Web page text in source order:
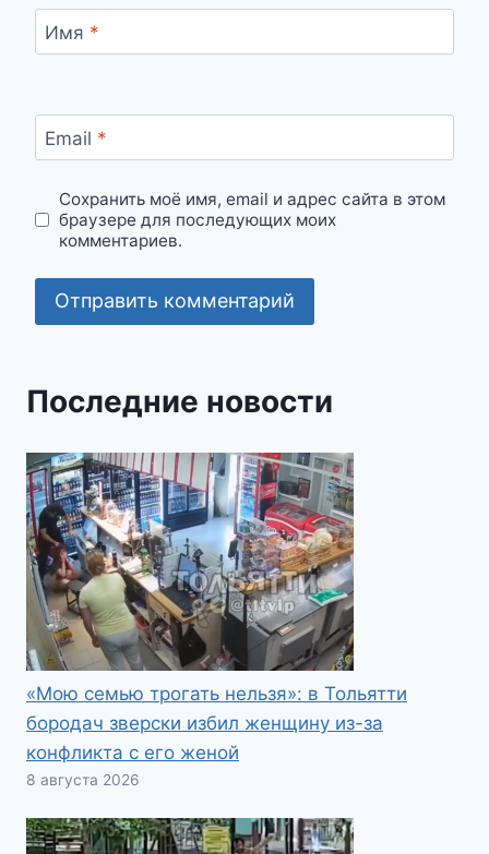
Имя *
Email *
Сохранить моё имя, email и адрес сайта в этом
браузере для последующих моих
комментариев.
Последние новости
«Мою семью трогать нельзя»: в Тольятти
бородач зверски избил женщину из-за
конфликта с его женой
8 августа 2026